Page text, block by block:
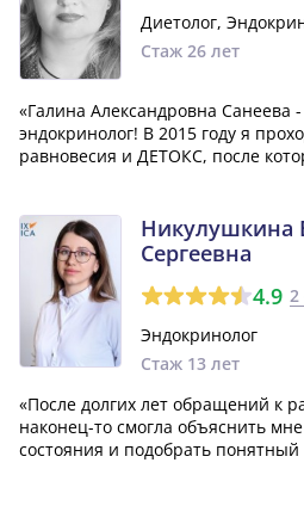
Диетолог,
Стаж 26 лет
«Галина Александровна Санеева
эндокринолог! В 2015 году я
равновесия и ДЕТОКС, после
в палату и узнать, как мы себ...»
Никулушкина
Сергеевна
4.9 2
Эндокринолог
Стаж 13 лет
«После долгих лет обращений к
наконец-то смогла объяснить
состояния и подобрать